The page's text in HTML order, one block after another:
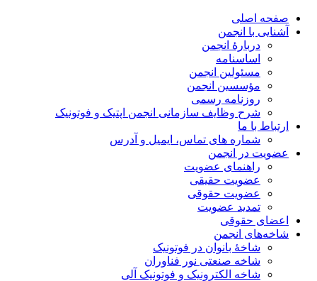
صفحه اصلی
آشنایی با انجمن
دربارۀ انجمن
اساسنامه
مسئولین انجمن
مؤسسین انجمن
روزنامه رسمی
شرح وظایف سازمانی انجمن اپتیک و فوتونیک
ارتباط با ما
شماره های تماس، ایمیل و آدرس
عضویت در انجمن
راهنمای عضویت
عضویت حقیقی
عضویت حقوقی
تمدید عضویت
اعضای حقوقی
شاخه‌های انجمن
شاخۀ بانوان در فوتونیک
شاخه صنعتی نور فناوران
شاخه‌ الکترونیک و فوتونیک آلی